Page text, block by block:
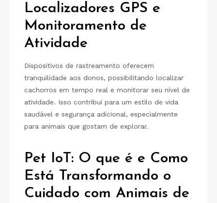
Localizadores GPS e
Monitoramento de
Atividade
Dispositivos de rastreamento oferecem
tranquilidade aos donos, possibilitando localizar
cachorros em tempo real e monitorar seu nível de
atividade. Isso contribui para um estilo de vida
saudável e segurança adicional, especialmente
para animais que gostam de explorar.
Pet IoT: O que é e Como
Está Transformando o
Cuidado com Animais de